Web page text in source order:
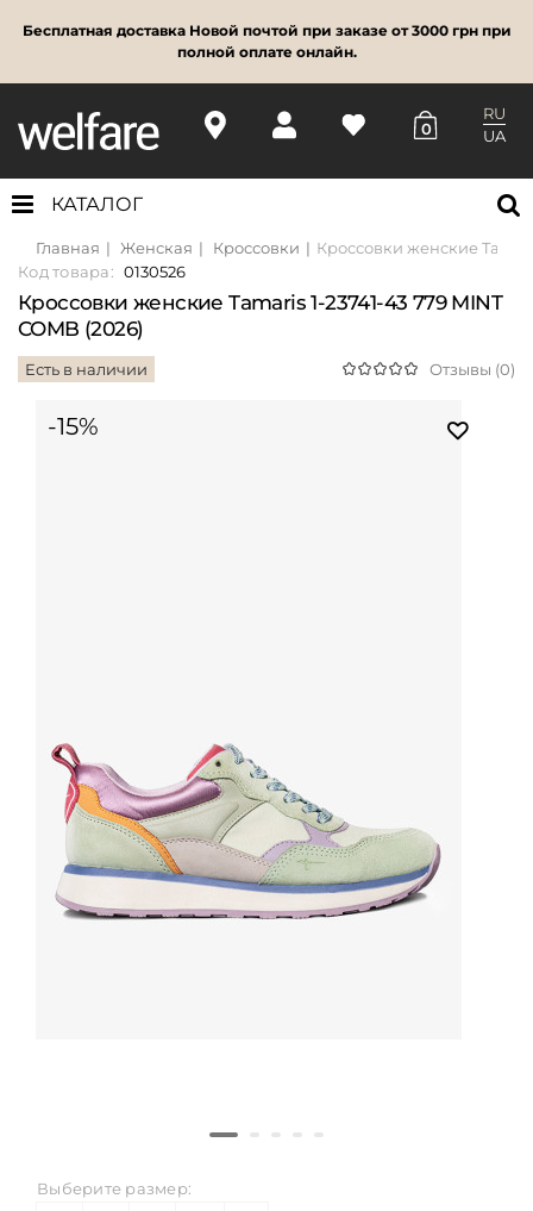
Бесплатная доставка Новой почтой при заказе от 3000 грн при
полной оплате онлайн.
0
RU
UA
КАТАЛОГ
Главная Женская Кроссовки
Кроссовки женские
Код товара: 0130526
Кроссовки женские Tamaris 1-23741-43 779 MINT
COMB (2026)
Есть в наличии Отзывы (0)
-15%
Выберите размер: